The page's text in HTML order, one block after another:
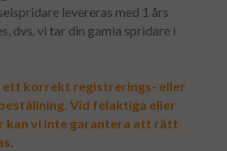
levereras med 1 års
dvs. vi tar din gamla spridare i
ett korrekt registrerings- eller
Vid felaktiga eller
kan vi inte garantera att rätt